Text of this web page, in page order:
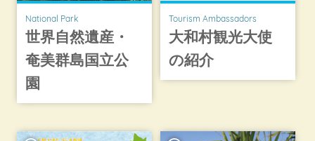
National Park
世界自然遺産・
奄美群島国立公
園
Tourism Ambassadors
大和村観光大使
の紹介